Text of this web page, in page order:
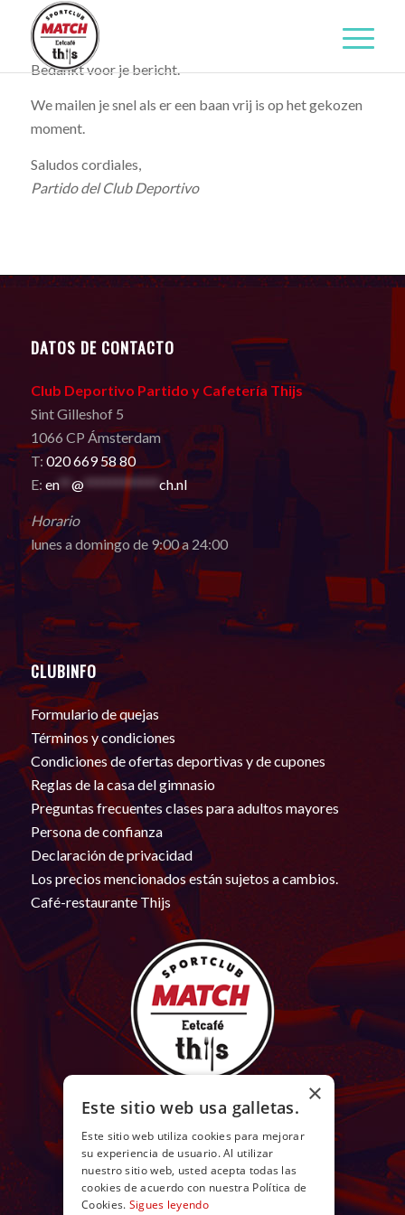
Bedankt voor je bericht.
We mailen je snel als er een baan vrij is op het gekozen
moment.
Saludos cordiales,
Partido del Club Deportivo
DATOS DE CONTACTO
Club Deportivo Partido y Cafetería Thijs
Sint Gilleshof 5
1066 CP Ámsterdam
T: 020 669 58 80
E: en** @************ ch.nl
Horario
lunes a domingo de 9:00 a 24:00
CLUBINFO
Formulario de quejas
Términos y condiciones
Condiciones de ofertas deportivas y de cupones
Reglas de la casa del gimnasio
Preguntas frecuentes clases para adultos mayores
Persona de confianza
Declaración de privacidad
Los precios mencionados están sujetos a cambios.
Café-restaurante Thijs
×
Este sitio web usa galletas.
Este sitio web utiliza cookies para mejorar
su experiencia de usuario. Al utilizar
nuestro sitio web, usted acepta todas las
cookies de acuerdo con nuestra Política de
Cookies. Sigues leyendo